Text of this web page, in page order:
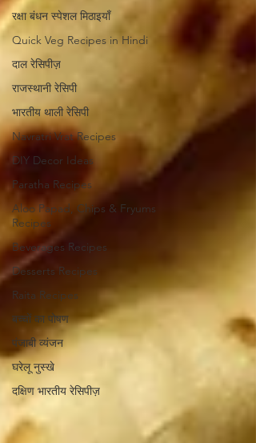
रक्षा बंधन स्पेशल मिठाइयाँ
Quick Veg Recipes in Hindi
दाल रेसिपीज़
राजस्थानी रेसिपी
भारतीय थाली रेसिपी
Navratri Vrat Recipes
DIY Decor Ideas
Paratha Recipes
Aloo Papad, Chips & Fryums
Recipes
Beverages Recipes
Desserts Recipes
Raita Recipes
बच्चों का पोषण
पंजाबी व्यंजन
घरेलू नुस्खे
दक्षिण भारतीय रेसिपीज़